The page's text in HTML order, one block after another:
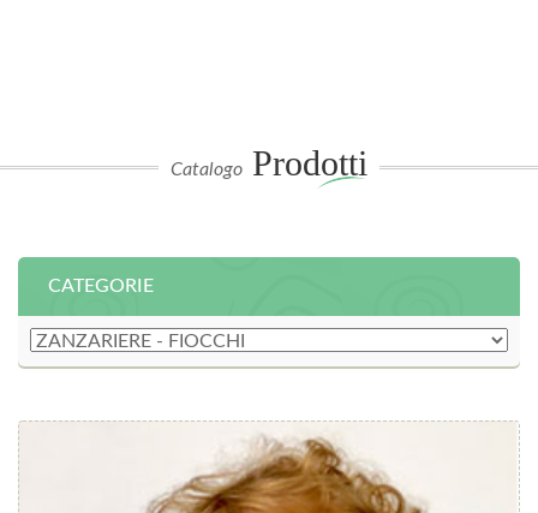
Catalogo Prodotti
CATEGORIE